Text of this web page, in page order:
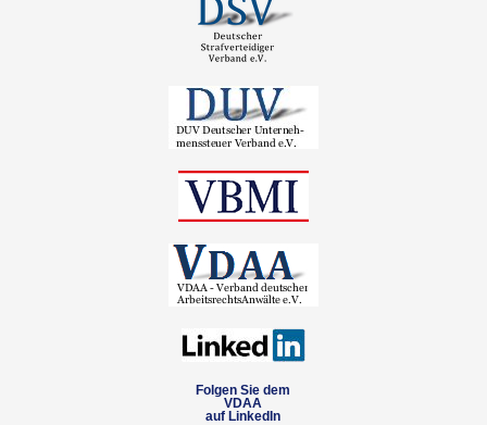
Folgen Sie dem
VDAA
auf LinkedIn